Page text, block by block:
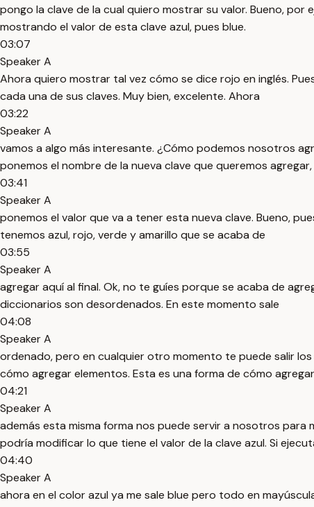
pongo la clave de la cual quiero mostrar su valor. Bueno,
mostrando el valor de esta clave azul, pues blue.
03:07
Speaker A
Ahora quiero mostrar tal vez cómo se dice rojo en inglés.
cada una de sus claves. Muy bien, excelente. Ahora
03:22
Speaker A
vamos a algo más interesante. ¿Cómo podemos nosotros
ponemos el nombre de la nueva clave que queremos
03:41
Speaker A
ponemos el valor que va a tener esta nueva clave. Bueno,
tenemos azul, rojo, verde y amarillo que se acaba de
03:55
Speaker A
agregar aquí al final. Ok, no te guíes porque se acaba de
diccionarios son desordenados. En este momento sale
04:08
Speaker A
ordenado, pero en cualquier otro momento te puede salir
cómo agregar elementos. Esta es una forma de cómo
04:21
Speaker A
además esta misma forma nos puede servir a nosotros para
podría modificar lo que tiene el valor de la clave azul. Si
04:40
Speaker A
ahora en el color azul ya me sale blue pero todo en